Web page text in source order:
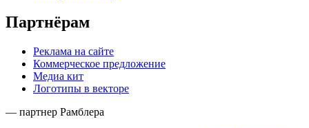
Партнёрам
Реклама на сайте
Коммерческое предложение
Медиа кит
Логотипы в векторе
— партнер Рамблера